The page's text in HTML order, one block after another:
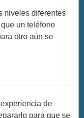
niveles diferentes
un teléfono
otro aún se
de
para que se